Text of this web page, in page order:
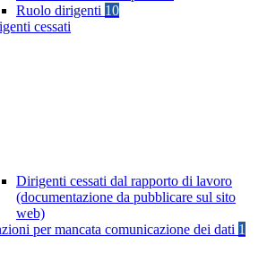
Ruolo dirigenti 10
cessati
Dirigenti cessati dal rapporto di lavoro
(documentazione da pubblicare sul sito
web)
per mancata comunicazione dei dati 1